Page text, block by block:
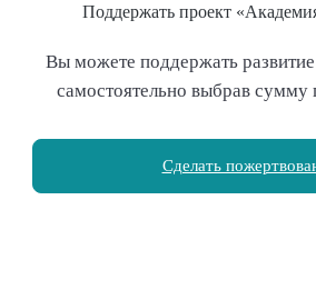
Поддержать проект
Вы можете поддержать
самостоятельно выбрав сумму
Сделать